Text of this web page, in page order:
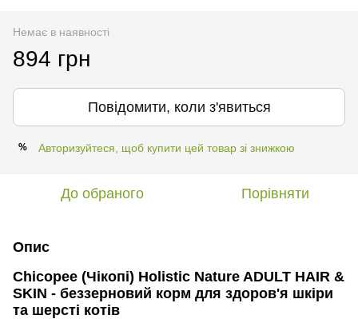
Немає в наявності
894 грн
Повідомити, коли з'явиться
% Авторизуйтеся, щоб купити цей товар зі знижкою
До обраного Порівняти
Опис
Chicopee (Чікопі) Holistic Nature ADULT HAIR &
SKIN - беззерновий корм для здоров'я шкіри
та шерсті котів